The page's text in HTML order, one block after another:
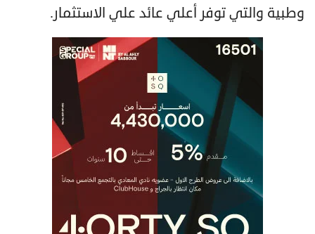
وطبية والتي توفر أعلي عائد علي الاستثمار.